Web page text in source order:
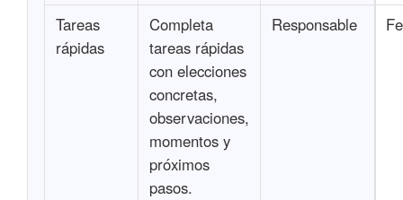
Tareas
rápidas
Completa
tareas rápidas
con elecciones
concretas,
observaciones,
momentos y
próximos
pasos.
Responsable